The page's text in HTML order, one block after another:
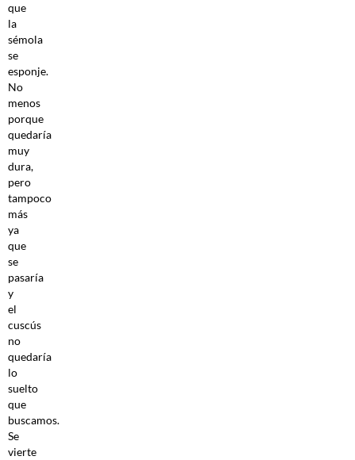
que
la
sémola
se
esponje.
No
menos
porque
quedaría
muy
dura,
pero
tampoco
más
ya
que
se
pasaría
y
el
cuscús
no
quedaría
lo
suelto
que
buscamos.
Se
vierte